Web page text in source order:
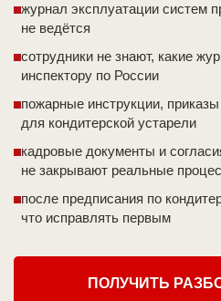
журнал эксплуатации систем
не ведётся
сотрудники не знают, какие
инспектору по России
пожарные инструкции,
для кондитерской устарели
кадровые документы и
не закрывают реальные
после предписания по
что исправлять первым
ПОЛУЧИТЬ